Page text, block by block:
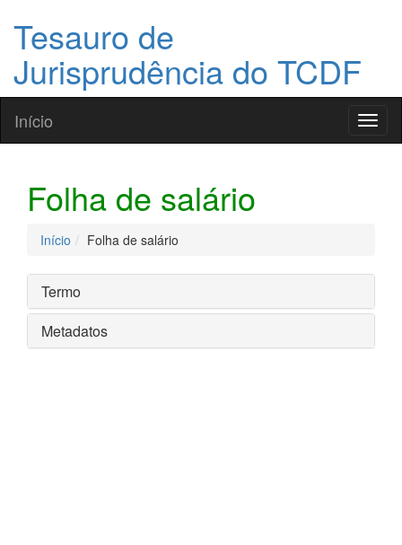
Tesauro de
Jurisprudência do TCDF
Início
Folha de salário
Início Folha de salário
Termo
Metadatos